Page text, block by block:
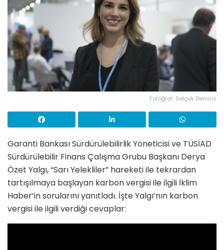
Fotoğraf: Selçuk Demirci
Garanti Bankası Sürdürülebilirlik Yöneticisi ve TÜSİAD
Sürdürülebilir Finans Çalışma Grubu Başkanı Derya
Özet Yalgı, “Sarı Yelekliler” hareketi ile tekrardan
tartışılmaya başlayan karbon vergisi ile ilgili İklim
Haber’in sorularını yanıtladı. İşte Yalgı’nın karbon
vergisi ile ilgili verdiği cevaplar: